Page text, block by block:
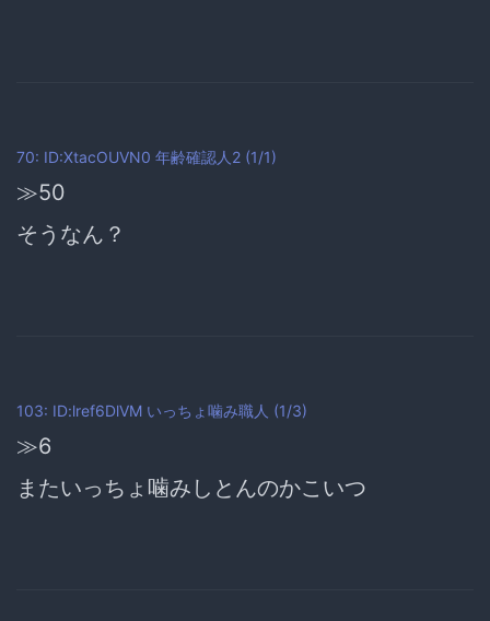
70: ID:XtacOUVN0 年齢確認人2 (1/1)
≫50
そうなん？
103: ID:lref6DlVM いっちょ噛み職人 (1/3)
≫6
またいっちょ噛みしとんのかこいつ